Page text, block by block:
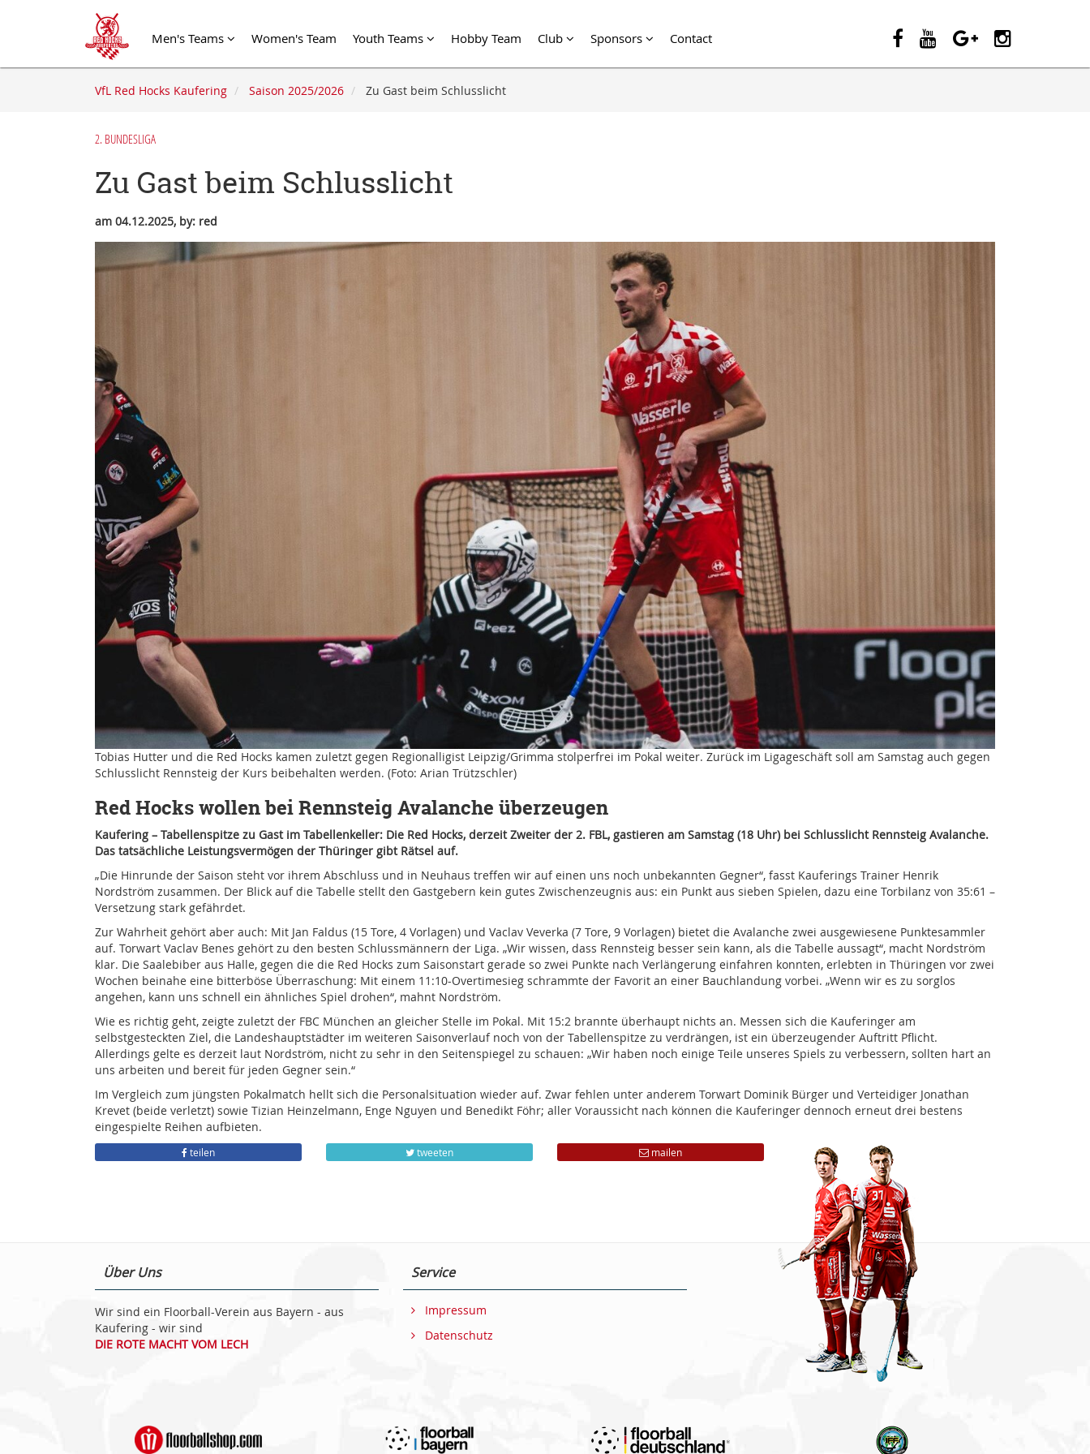
Men's Teams Women's Team Youth Teams Hobby Team Club Sponsors Contact
VfL Red Hocks Kaufering Saison 2025/2026 Zu Gast beim Schlusslicht
2. BUNDESLIGA
Zu Gast beim Schlusslicht
am 04.12.2025, by: red
Tobias Hutter und die Red Hocks kamen zuletzt gegen Regionalligist Leipzig/Grimma stolperfrei im Pokal weiter. Zurück im Ligageschäft soll am Samstag auch gegen
Schlusslicht Rennsteig der Kurs beibehalten werden. (Foto: Arian Trützschler)
Red Hocks wollen bei Rennsteig Avalanche überzeugen
Kaufering – Tabellenspitze zu Gast im Tabellenkeller: Die Red Hocks, derzeit Zweiter der 2. FBL, gastieren am Samstag (18 Uhr) bei Schlusslicht Rennsteig Avalanche.
Das tatsächliche Leistungsvermögen der Thüringer gibt Rätsel auf.
„Die Hinrunde der Saison steht vor ihrem Abschluss und in Neuhaus treffen wir auf einen uns noch unbekannten Gegner“, fasst Kauferings Trainer Henrik
Nordström zusammen. Der Blick auf die Tabelle stellt den Gastgebern kein gutes Zwischenzeugnis aus: ein Punkt aus sieben Spielen, dazu eine Torbilanz von 35:61 –
Versetzung stark gefährdet.
Zur Wahrheit gehört aber auch: Mit Jan Faldus (15 Tore, 4 Vorlagen) und Vaclav Veverka (7 Tore, 9 Vorlagen) bietet die Avalanche zwei ausgewiesene Punktesammler
auf. Torwart Vaclav Benes gehört zu den besten Schlussmännern der Liga. „Wir wissen, dass Rennsteig besser sein kann, als die Tabelle aussagt“, macht Nordström
klar. Die Saalebiber aus Halle, gegen die die Red Hocks zum Saisonstart gerade so zwei Punkte nach Verlängerung einfahren konnten, erlebten in Thüringen vor zwei
Wochen beinahe eine bitterböse Überraschung: Mit einem 11:10-Overtimesieg schrammte der Favorit an einer Bauchlandung vorbei. „Wenn wir es zu sorglos
angehen, kann uns schnell ein ähnliches Spiel drohen“, mahnt Nordström.
Wie es richtig geht, zeigte zuletzt der FBC München an gleicher Stelle im Pokal. Mit 15:2 brannte überhaupt nichts an. Messen sich die Kauferinger am
selbstgesteckten Ziel, die Landeshauptstädter im weiteren Saisonverlauf noch von der Tabellenspitze zu verdrängen, ist ein überzeugender Auftritt Pflicht.
Allerdings gelte es derzeit laut Nordström, nicht zu sehr in den Seitenspiegel zu schauen: „Wir haben noch einige Teile unseres Spiels zu verbessern, sollten hart an
uns arbeiten und bereit für jeden Gegner sein.“
Im Vergleich zum jüngsten Pokalmatch hellt sich die Personalsituation wieder auf. Zwar fehlen unter anderem Torwart Dominik Bürger und Verteidiger Jonathan
Krevet (beide verletzt) sowie Tizian Heinzelmann, Enge Nguyen und Benedikt Föhr; aller Voraussicht nach können die Kauferinger dennoch erneut drei bestens
eingespielte Reihen aufbieten.
teilen tweeten mailen
Über Uns
Wir sind ein Floorball-Verein aus Bayern - aus
Kaufering - wir sind
DIE ROTE MACHT VOM LECH
Service
Impressum
Datenschutz